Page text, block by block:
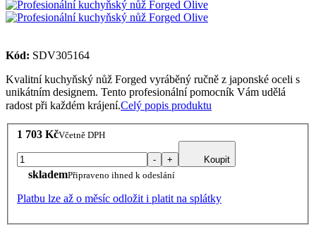
Kód: SDV305164
Kvalitní kuchyňský nůž Forged vyráběný ručně z japonské oceli s
unikátním designem. Tento profesionální pomocník Vám udělá
radost při každém krájení.Celý popis produktu
1 703 KčVčetně DPH
- + Koupit
sklademPřipraveno ihned k odeslání
Platbu lze až o měsíc odložit i platit na splátky